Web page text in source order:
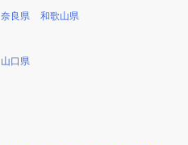
奈良県 和歌山県
山口県